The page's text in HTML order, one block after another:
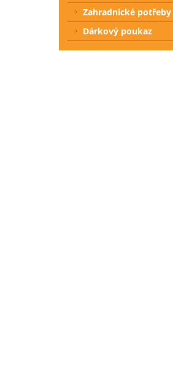
Zahradnické potřeby
Dárkový poukaz